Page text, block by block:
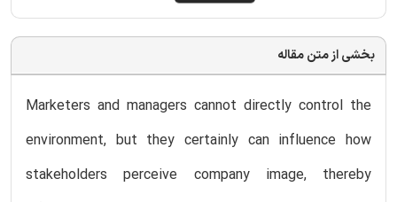
بخشی از متن مقاله
Marketers and managers cannot directly control the
environment, but they certainly can influence how
stakeholders perceive company image, thereby